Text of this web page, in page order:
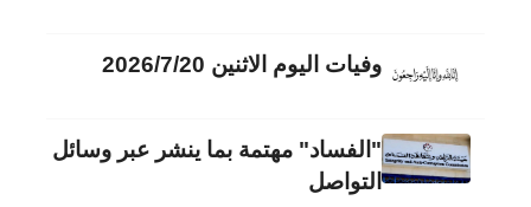
وفيات اليوم الاثنين 2026/7/20
"الفساد" مهتمة بما ينشر عبر وسائل
التواصل